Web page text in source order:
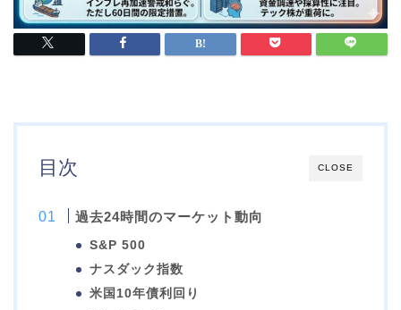
CLOSE
目次
過去24時間のマーケット動向
S&P 500
ナスダック指数
米国10年債利回り